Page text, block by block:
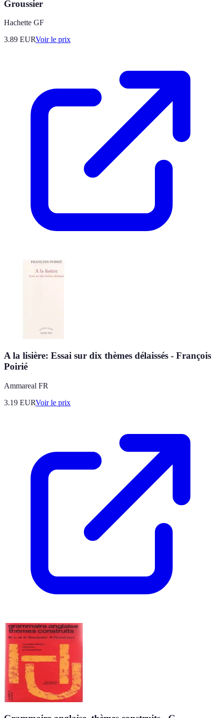
Groussier
Hachette GF
3.89 EURVoir le prix
A la lisière: Essai sur dix thèmes délaissés - François
Poirié
Ammareal FR
3.19 EURVoir le prix